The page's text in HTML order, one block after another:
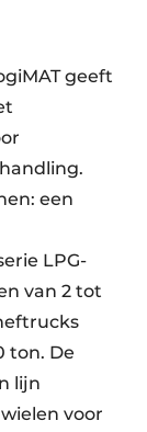
geeft
een
LPG-
van 2 tot
ton. De
lijn
voor